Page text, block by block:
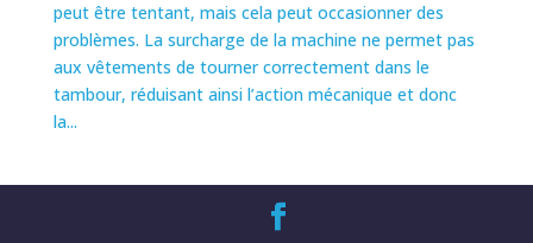
peut être tentant, mais cela peut occasionner des
problèmes. La surcharge de la machine ne permet pas
aux vêtements de tourner correctement dans le
tambour, réduisant ainsi l’action mécanique et donc
la...